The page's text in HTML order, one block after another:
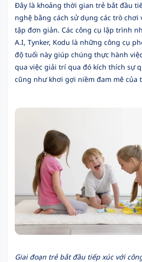
Đây là khoảng thời gian trẻ bắt đầu
nghệ bằng cách sử dụng các trò chơi
tập đơn giản. Các công cụ lập trình
A.I, Tynker, Kodu là những công cụ
độ tuổi này giúp chúng thực hành
qua việc giải trí qua đó kích thích sự
cũng như khơi gợi niềm đam mê của
Giai đoạn trẻ bắt đầu tiếp xúc với